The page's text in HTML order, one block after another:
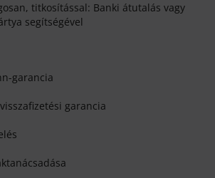
titkosítással: Banki átutalás vagy
segítségével
garancia
garancia